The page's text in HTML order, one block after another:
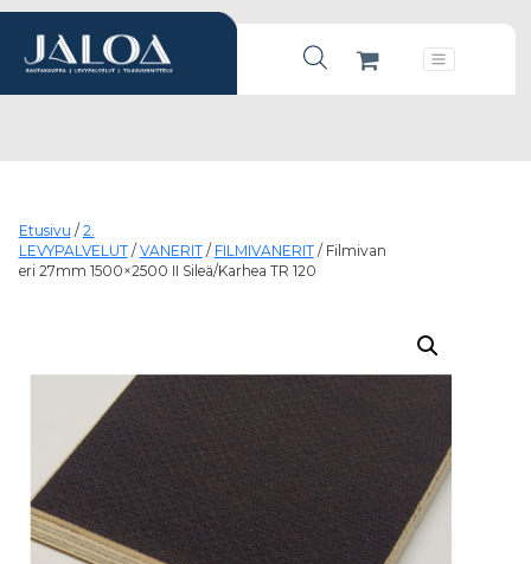
Products search
Päävalikko
Etusivu / 2.
LEVYPALVELUT/ VANERIT/ FILMIVANERIT/ Filmivan
eri 27mm 1500×2500 II Sileä/Karhea TR 120